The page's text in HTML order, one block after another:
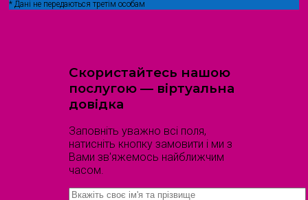
* Дані не передаються третім особам
Скористайтесь нашою
послугою — віртуальна
довідка
Заповніть уважно всі поля,
натисніть кнопку замовити і ми з
Вами зв'яжемось найближчим
часом.